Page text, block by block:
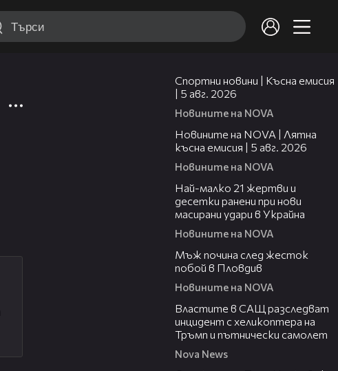
Спортни новини | Късна емисия
| 5 авг. 2026
Новините на NOVA
Новините на NOVA | Лятна
късна емисия | 5 авг. 2026
Новините на NOVA
Най-малко 21 жертви и
десетки ранени при нови
масирани удари в Украйна
Новините на NOVA
Мъж почина след жесток
побой в Пловдив
Новините на NOVA
Властите в САЩ разследват
инцидент с хеликоптера на
Тръмп и пътнически самолет
Nova News